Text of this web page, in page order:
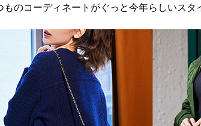
のコーディネートがぐっと今年らしいスタ